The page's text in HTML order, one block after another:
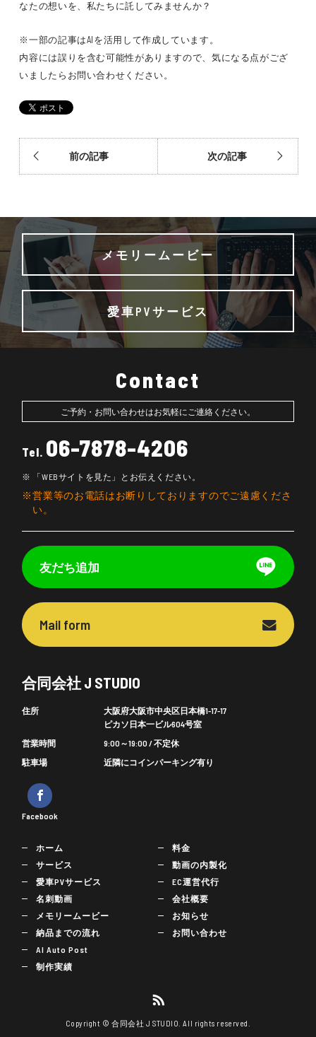
なたの想いを、私たちに託してみませんか？
※一部の記事はAIを活用して作成しています。
内容には誤りを含む可能性がありますので、気になる点がござ
いましたらお問い合わせください。
前の記事 次の記事
メモリームービー
愛車PVサービス
Contact
ご予約・お問い合わせはお気軽にご連絡ください。
Tel. 06-7878-4206
「WEBサイトを見た」とお伝えください。
営業等のお電話はお断りしておりますのでご遠慮くださ
い。
友だち追加
Mail form
合同会社 J STUDIO
住所
大阪府大阪市中央区日本橋1-17-17
ピカソ日本一ビル604号室
営業時間
9:00～19:00 / 不定休
駐車場
近隣にコインパーキング有り
Facebook
ホーム
サービス
愛車PVサービス
名刺動画
メモリームービー
納品までの流れ
AI Auto Post
制作実績
料金
動画の内製化
EC運営代行
会社概要
お知らせ
お問い合わせ
Copyright © 合同会社 J STUDIO. All rights reserved.